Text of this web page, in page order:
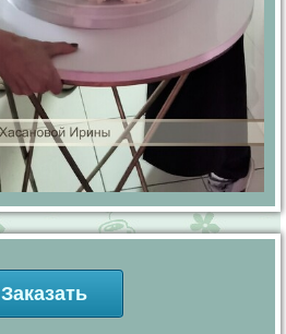
Заказать